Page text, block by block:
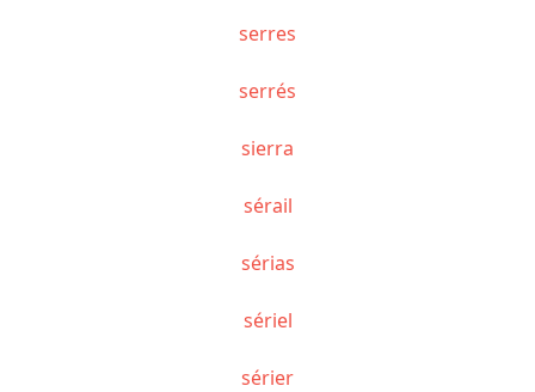
serres
serrés
sierra
sérail
sérias
sériel
sérier